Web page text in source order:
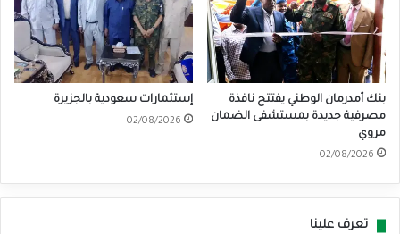
بنك أمدرمان الوطني يفتتح نافذة
مصرفية جديدة بمستشفى الضمان
مروي
02/08/2026
إستثمارات سعودية بالجزيرة
02/08/2026
تعرف علينا